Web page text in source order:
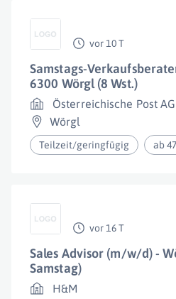
vor 10 T
Samstags-
6300 Wörgl (8 Wst.)
Österreichische Post AG
Wörgl
Teilzeit/geringfügig ab
vor 16 T
Sales Advisor (m/w/d) -
Samstag)
H&M